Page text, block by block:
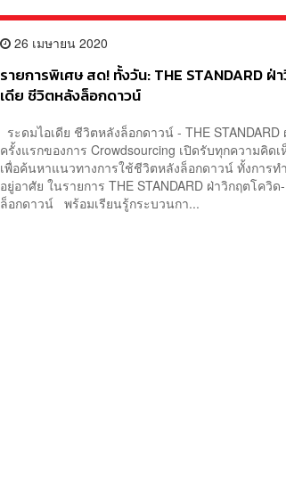
26 เมษายน 2020
รายการพิเศษ สด! ทั้งวัน: THE STANDARD ฝ่
เดีย ชีวิตหลังล็อกดาวน์
ระดมไอเดีย ชีวิตหลังล็อกดาวน์ - THE
ครั้งแรกของการ Crowdsourcing เปิดรับทุกความคิด
เพื่อค้นหาแนวทางการใช้ชีวิตหลังล็อกดาวน์ ทั้งการท
อยู่อาศัย ในรายการ THE STANDARD ฝ่าวิกฤตโควิ
ล็อกดาวน์ พร้อมเรียนรู้กระบวนกา...